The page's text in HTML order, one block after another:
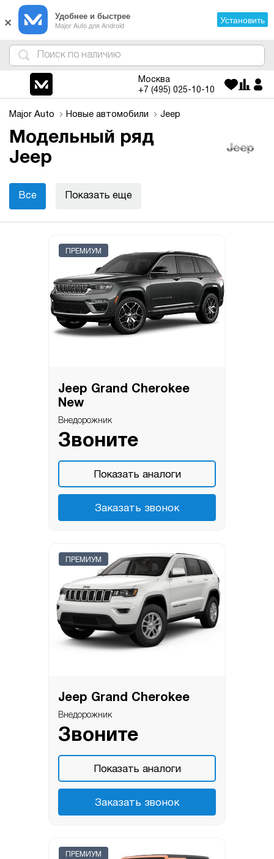
4
1
3
2
Москва
+7 (495) 025-10-10
Major Auto Новые автомобили Jeep
Модельный ряд
Jeep
Все Показать еще
ПРЕМИУМ
Jeep Grand Cherokee
New
Внедорожник
Звоните
Показать аналоги
Заказать звонок
ПРЕМИУМ
Jeep Grand Cherokee
Внедорожник
Звоните
Показать аналоги
Заказать звонок
ПРЕМИУМ
× Удобнее и быстрее
Major Auto для Android Установить